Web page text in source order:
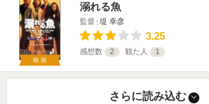
映画
溺れる魚
監督 堤 幸彦
3.25
感想数 2 観た人 1
さらに読み込む